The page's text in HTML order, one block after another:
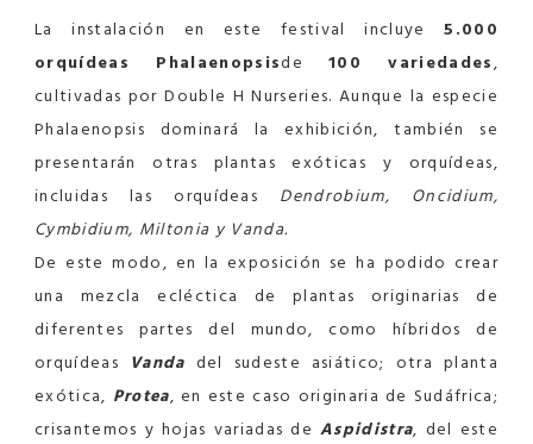
La instalación en este festival incluye5.000
orquídeas Phalaenopsisde100 variedades,
cultivadas por Double H Nurseries. Aunque la especie
Phalaenopsis dominará la exhibición, también se
presentarán otras plantas exóticas y orquídeas,
incluidas las orquídeas Dendrobium, Oncidium,
Cymbidium, Miltonia y Vanda.
De este modo, en la exposición se ha podido crear
una mezcla ecléctica de plantas originarias de
diferentes partes del mundo, como híbridos de
orquídeas Vanda del sudeste asiático; otra planta
exótica, Protea, en este caso originaria de Sudáfrica;
crisantemos y hojas variadas de Aspidistra, del este